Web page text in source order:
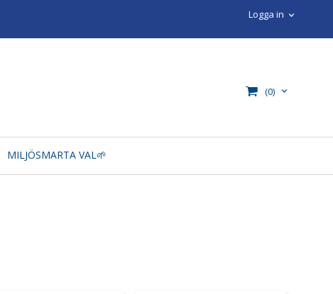
Logga in
(0)
MILJÖSMARTA VAL🌱